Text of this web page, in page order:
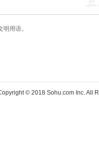
用语。
© 2018 Sohu.com Inc. All